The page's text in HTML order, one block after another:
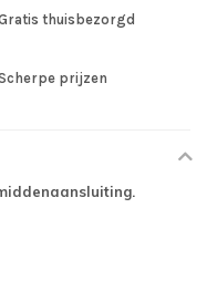
thuisbezorgd
prijzen